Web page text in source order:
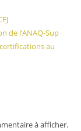
de l’ANAQ-Sup
au
à afficher.